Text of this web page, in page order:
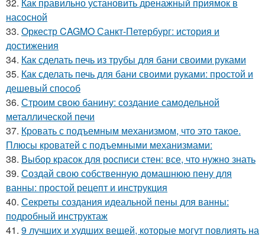
32. Как правильно установить дренажный приямок в
насосной
33. Оркестр CAGMO Санкт-Петербург: история и
достижения
34. Как сделать печь из трубы для бани своими руками
35. Как сделать печь для бани своими руками: простой и
дешевый способ
36. Строим свою банину: создание самодельной
металлической печи
37. Кровать с подъемным механизмом, что это такое.
Плюсы кроватей с подъемными механизмами:
38. Выбор красок для росписи стен: все, что нужно знать
39. Создай свою собственную домашнюю пену для
ванны: простой рецепт и инструкция
40. Секреты создания идеальной пены для ванны:
подробный инструктаж
41. 9 лучших и худших вещей, которые могут повлиять на